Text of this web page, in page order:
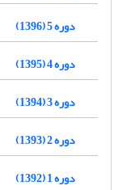
دوره 5 (1396)
دوره 4 (1395)
دوره 3 (1394)
دوره 2 (1393)
دوره 1 (1392)